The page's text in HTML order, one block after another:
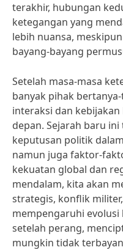
terakhir, hubungan
ketegangan yang
lebih nuansa,
bayang-bayang
Setelah masa-masa
banyak pihak
interaksi dan
depan. Sejarah baru
keputusan politik
namun juga faktor-
kekuatan global dan
mendalam, kita akan
strategis, konflik
mempengaruhi
setelah perang,
mungkin tidak